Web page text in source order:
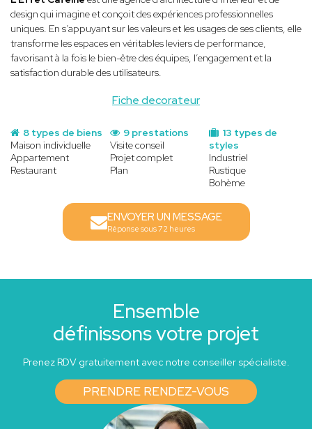
Fiche decorateur
design qui imagine et conçoit des expériences professionnelles
uniques. En s’appuyant sur les valeurs et les usages de ses clients, elle
transforme les espaces en véritables leviers de performance,
favorisant à la fois le bien-être des équipes, l’engagement et la
satisfaction durable des utilisateurs.
8 types de biens
Maison individuelle
Appartement
Restaurant
13 types de
styles
Industriel
Rustique
Bohème
9 prestations
Visite conseil
Projet complet
Plan
ENVOYER UN MESSAGE
Réponse sous 72 heures
Ensemble
définissons votre projet
Prenez RDV gratuitement avec notre conseiller spécialiste.
PRENDRE RENDEZ-VOUS